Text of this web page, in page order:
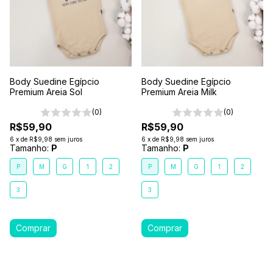
Body Suedine Egípcio
Premium Areia Sol
(0)
R$59,90
6 x de R$9,98 sem juros
Tamanho: P
P M G 1 2
3
Body Suedine Egípcio
Premium Areia Milk
(0)
R$59,90
6 x de R$9,98 sem juros
Tamanho: P
P M G 1 2
3